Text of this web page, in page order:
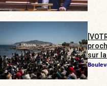
sur